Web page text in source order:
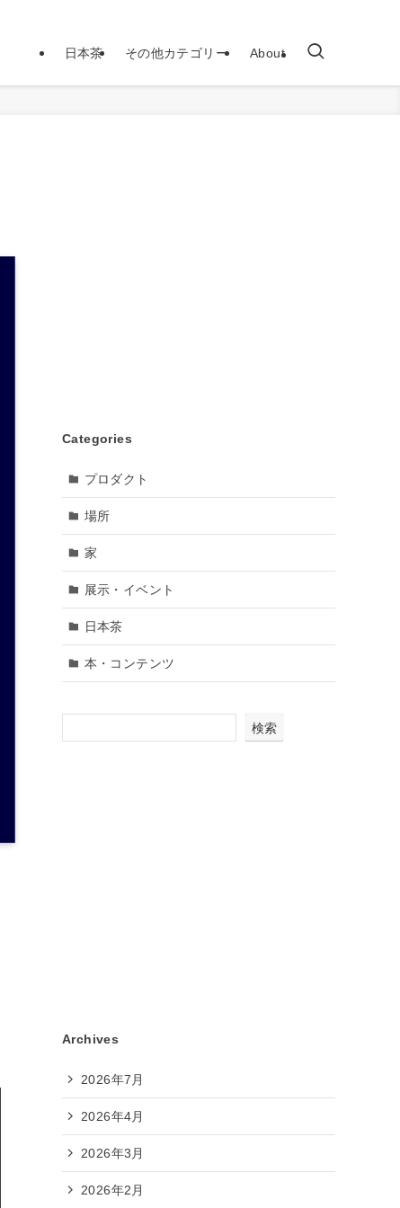
日本茶 その他カテゴリー About
Categories
プロダクト
場所
家
展示・イベント
日本茶
本・コンテンツ
検索
Archives
2026年7月
2026年4月
2026年3月
2026年2月